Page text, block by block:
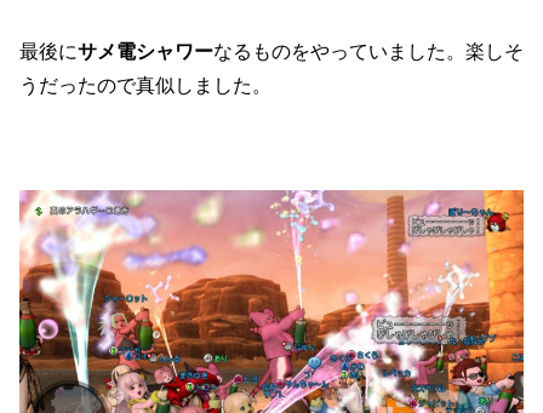
最後にサメ電シャワーなるものをやっていました。楽しそ
うだったので真似しました。